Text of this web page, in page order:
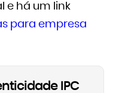
e há um link
para empresa
IPC